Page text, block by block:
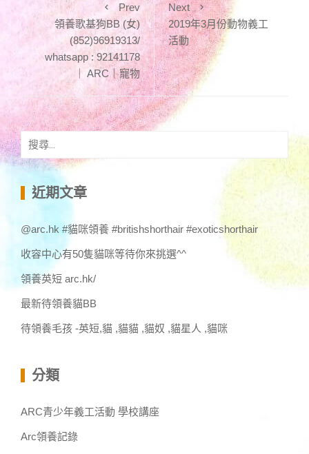
Prev
領養歌基狗BB (女)
(852)96919313/
whatsapp : 92141178
｜ ARC｜寵物
Next
2019年3月份動物義工
活動
搜
尋
鍵 近期文章
@arc.hk #貓咪領養 #britishshorthair #exoticshorthair
收容中心有50隻貓咪等待你來挑選^^
領養英短 arc.hk/
最新待領養貓BB
待領養毛孩 -英短,貓 ,貓貓 ,貓奴 ,貓星人 ,貓咪
分類
ARC青少年義工活動 學校講座
Arc領養記錄